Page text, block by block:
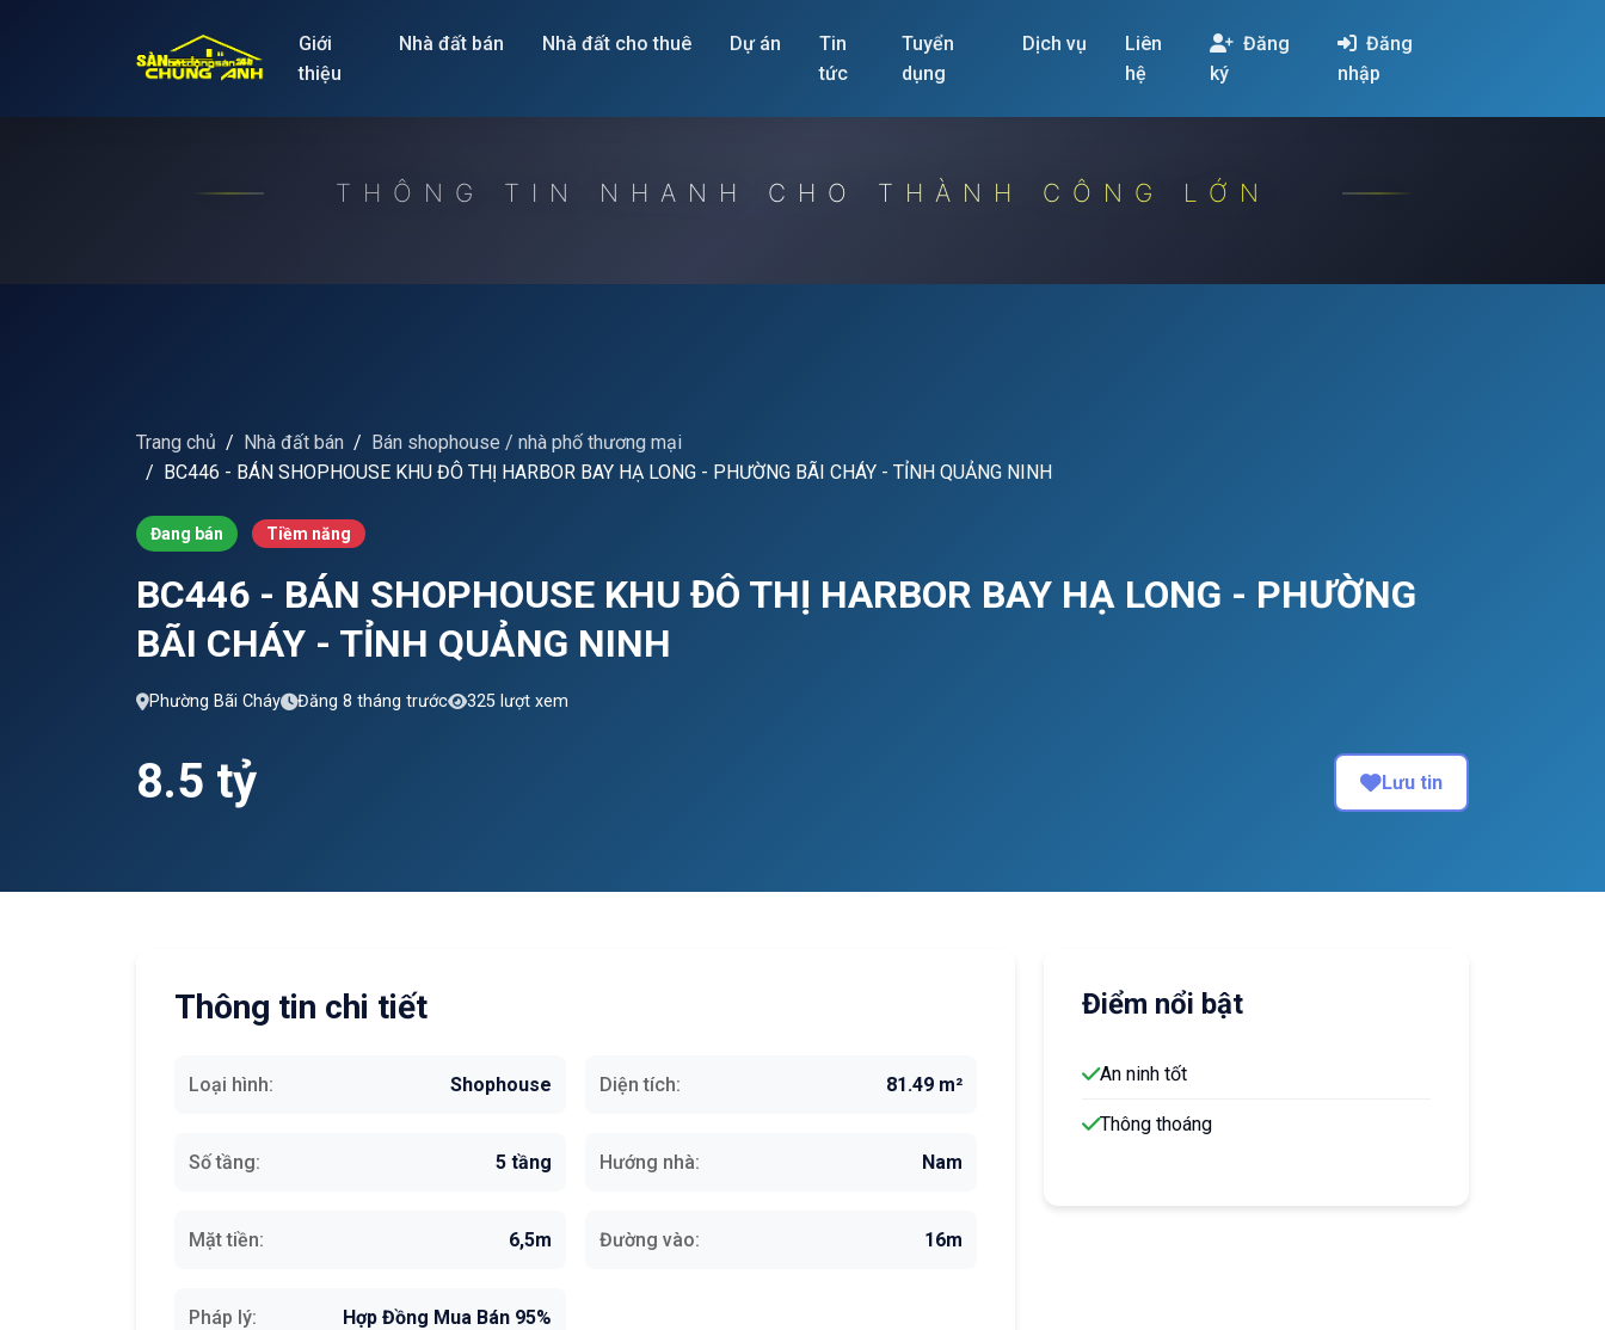
Giới
thiệu
Nhà đất bán Nhà đất cho thuê Dự án
Tin
tức
Tuyển
dụng
Dịch vụ
Liên
hệ
Đăng
ký
Đăng
nhập
THÔNG TIN NHANH CHO THÀNH CÔNG LỚN
Trang chủ Nhà đất bán
Bán shophouse / nhà phố thương mại
BC446 - BÁN SHOPHOUSE KHU ĐÔ THỊ HARBOR BAY HẠ LONG - PHƯỜNG BÃI CHÁY - TỈNH QUẢNG NINH
Đang bán Tiềm năng
BC446 - BÁN SHOPHOUSE KHU ĐÔ THỊ HARBOR BAY HẠ LONG - PHƯỜNG
BÃI CHÁY - TỈNH QUẢNG NINH
Phường Bãi Cháy Đăng 8 tháng trước 325 lượt xem
8.5 tỷ Lưu tin
Thông tin chi tiết
Loại hình: Shophouse Diện tích: 81.49 m²
Số tầng: 5 tầng Hướng nhà: Nam
Mặt tiền: 6,5m Đường vào: 16m
Pháp lý: Hợp Đồng Mua Bán 95%
Điểm nổi bật
An ninh tốt
Thông thoáng